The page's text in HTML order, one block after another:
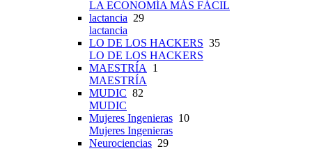
LA ECONOMÍA MÁS FÁCIL
lactancia 29
lactancia
LO DE LOS HACKERS 35
LO DE LOS HACKERS
MAESTRÍA
1
MAESTRÍA
MUDIC 82
MUDIC
Mujeres Ingenieras 10
Mujeres Ingenieras
Neurociencias 29